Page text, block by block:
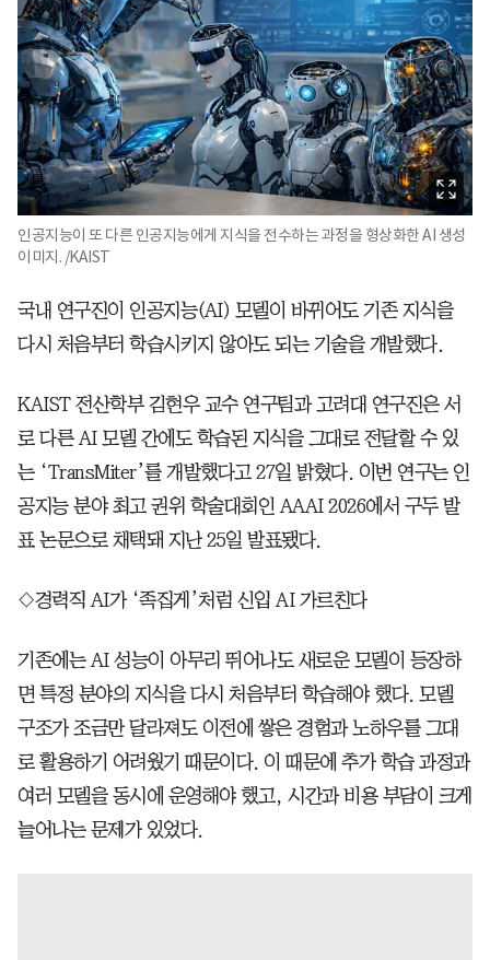
인공지능이 또 다른 인공지능에게 지식을 전수하는 과정을 형상화한 AI 생성
이미지. /KAIST
국내 연구진이 인공지능(AI) 모델이 바뀌어도 기존 지식을
다시 처음부터 학습시키지 않아도 되는 기술을 개발했다.
KAIST 전산학부 김현우 교수 연구팀과 고려대 연구진은 서
로 다른 AI 모델 간에도 학습된 지식을 그대로 전달할 수 있
는 ‘TransMiter’를 개발했다고 27일 밝혔다. 이번 연구는 인
공지능 분야 최고 권위 학술대회인 AAAI 2026에서 구두 발
표 논문으로 채택돼 지난 25일 발표됐다.
◇경력직 AI가 ‘족집게’처럼 신입 AI 가르친다
기존에는 AI 성능이 아무리 뛰어나도 새로운 모델이 등장하
면 특정 분야의 지식을 다시 처음부터 학습해야 했다. 모델
구조가 조금만 달라져도 이전에 쌓은 경험과 노하우를 그대
로 활용하기 어려웠기 때문이다. 이 때문에 추가 학습 과정과
여러 모델을 동시에 운영해야 했고, 시간과 비용 부담이 크게
늘어나는 문제가 있었다.